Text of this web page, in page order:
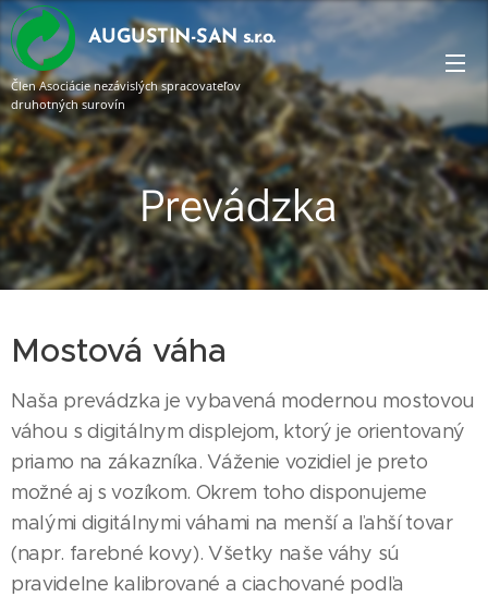
AUGUSTIN-SAN s.r.o.
Člen Asociácie nezávislých spracovateľov
druhotných surovín
Prevádzka
Mostová váha
Naša prevádzka je vybavená modernou mostovou
váhou s digitálnym displejom, ktorý je orientovaný
priamo na zákazníka. Váženie vozidiel je preto
možné aj s vozíkom. Okrem toho disponujeme
malými digitálnymi váhami na menší a ľahší tovar
(napr. farebné kovy). Všetky naše váhy sú
pravidelne kalibrované a ciachované podľa